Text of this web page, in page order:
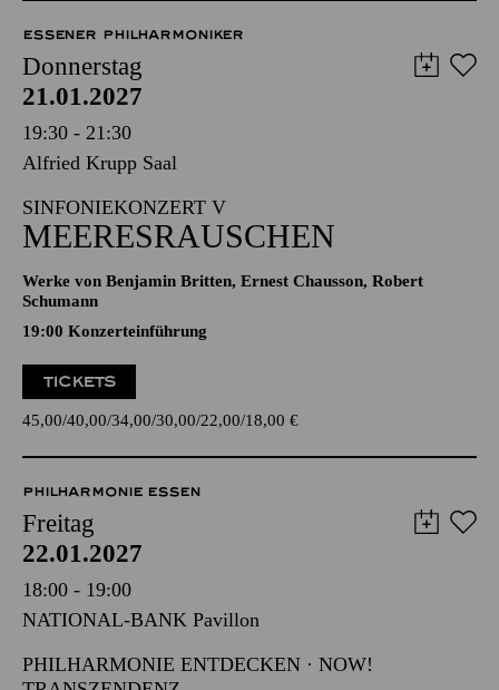
57,00 51,00 42,00 35,00 28,00
ESSENER PHILHARMONIKER
Donnerstag
21.01.2027
19:30 - 21:30
Alfried Krupp Saal
SINFONIEKONZERT V
MEERESRAUSCHEN
Schumann
19:00 Konzerteinführung
45,00 40,00 34,00 30,00
PHILHARMONIE ESSEN
Freitag
22.01.2027
18:00 - 19:00